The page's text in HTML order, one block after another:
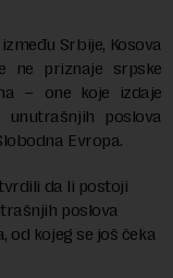
Srbije, Kosova
ne priznaje srpske
– one koje izdaje
poslova
Evropa.
da li postoji
poslova
od kojeg se još čeka